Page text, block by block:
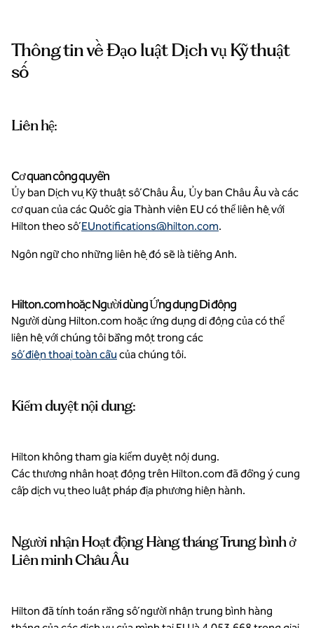
Thông tin về Đạo luật Dịch vụ Kỹ thuật
số
Liên hệ:
Cơ quan công quyền
Ủy ban Dịch vụ Kỹ thuật số Châu Âu, Ủy ban Châu Âu và các
cơ quan của các Quốc gia Thành viên EU có thể liên hệ với
Hilton theo sốEUnotifications@hilton.com.
Ngôn ngữ cho những liên hệ đó sẽ là tiếng Anh.
Hilton.com hoặc Người dùng Ứng dụng Di động
Người dùng Hilton.com hoặc ứng dụng di động của có thể
liên hệ với chúng tôi bằng một trong các
số điện thoại toàn cầu của chúng tôi.
Kiểm duyệt nội dung:
Hilton không tham gia kiểm duyệt nội dung.
Các thương nhân hoạt động trên Hilton.com đã đồng ý cung
cấp dịch vụ theo luật pháp địa phương hiện hành.
Người nhận Hoạt động Hàng tháng Trung bình ở
Liên minh Châu Âu
Hilton đã tính toán rằng số người nhận trung bình hàng